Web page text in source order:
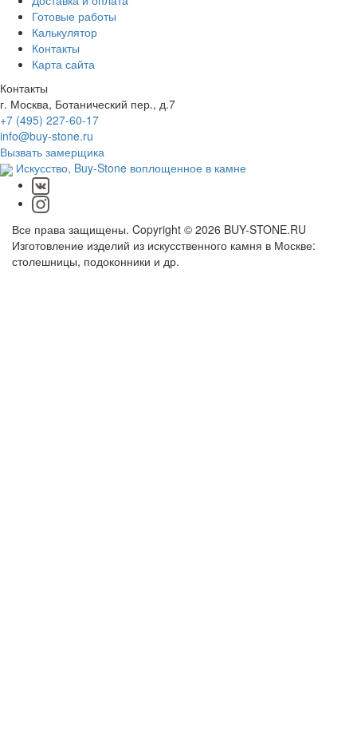
Готовые работы
Калькулятор
Контакты
Карта сайта
Контакты
г. Москва, Ботанический пер., д.7
+7 (495) 227-60-17
info@buy-stone.ru
Вызвать замерщика
Искусство, Buy-Stone воплощенное в камне
Все права защищены. Copyright © 2026 BUY-STONE.RU
Изготовление изделий из искусственного камня в Москве:
столешницы, подоконники и др.